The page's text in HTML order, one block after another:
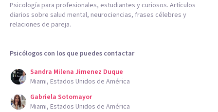
Psicología para profesionales, estudiantes y curiosos. Artículos
diarios sobre salud mental, neurociencias, frases célebres y
relaciones de pareja.
Psicólogos con los que puedes contactar
Sandra Milena Jimenez Duque
Miami, Estados Unidos de América
Gabriela Sotomayor
Miami, Estados Unidos de América